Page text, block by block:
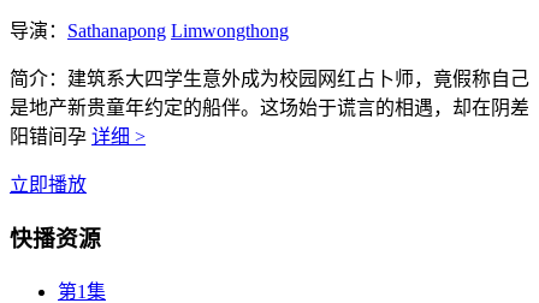
导演： Sathanapong Limwongthong
简介： 建筑系大四学生意外成为校园网红占卜师，竟假称自己
是地产新贵童年约定的船伴。这场始于谎言的相遇，却在阴差
阳错间孕 详细 >
立即播放
快播资源
第1集